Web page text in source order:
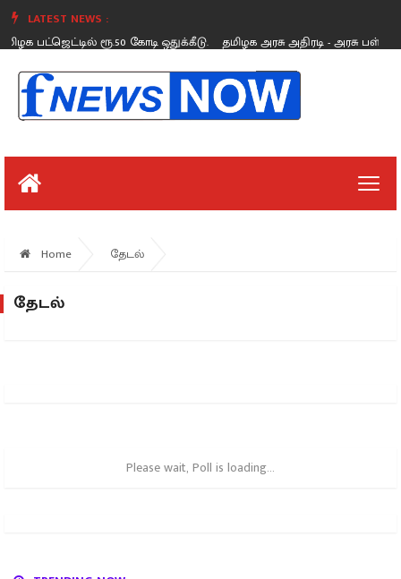
LATEST NEWS :
பட்ஜெட்டில் ரூ.50 கோடி ஒதுக்கீடு.
தமிழக அரசு அதிரடி - அரசு
Saturday, August 26
Home தேடல்
தேடல்
Please wait, Poll is loading...